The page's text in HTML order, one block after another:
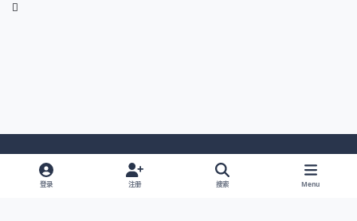
Light ModeDark ModeSystem Preference
登录 注册 搜索 Menu